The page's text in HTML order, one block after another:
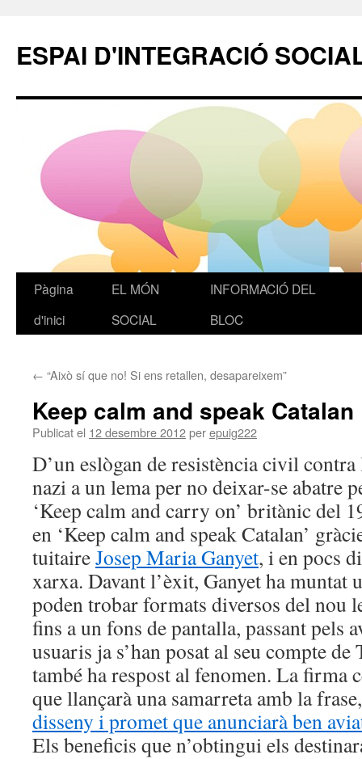
ESPAI D'INTEGRACIÓ
Vés
Pàgina
d'inici
EL MÓN
SOCIAL
INFORMACIÓ DEL
BLOC
← “Això sí que no! Si ens retallen, desapareixem”
Keep calm and speak Catalan
Publicat el 12 desembre 2012perepuig222
D’un eslògan de resistència civil
nazi a un lema per no deixar-se abatre
‘Keep calm and carry on’ britànic del
en ‘Keep calm and speak Catalan’
tuitaireJosep Maria Ganyet, i en pocs
xarxa. Davant l’èxit, Ganyet ha muntat
poden trobar formats diversos del nou
fins a un fons de pantalla, passant pels
usuaris ja s’han posat al seu compte
també ha respost al fenomen. La firma
que llançarà una samarreta amb la
disseny i promet que anunciarà ben
Els beneficis que n’obtingui els